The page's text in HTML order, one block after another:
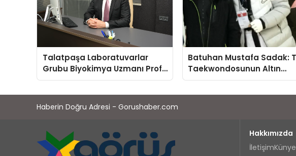
Talatpaşa Laboratuvarlar
Grubu Biyokimya Uzmanı Prof.
Dr. Ahmet Var:
Batuhan Mustafa Sadak:
Taekwondosunun Altın
Yumruğu
Haberin Doğru Adresi - Gorushaber.com
Hakkımızda
İletişimKünye